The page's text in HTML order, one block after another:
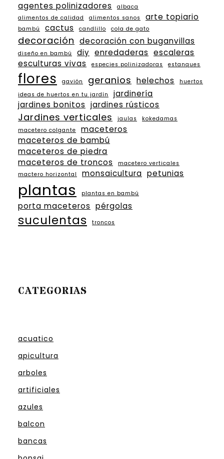
agentes polinizadores
albaca
alimentos de calidad
alimentos sanos arte topiario
bambú cactus candlillo cola de gato
decoración decoración con buganvillas
diseño en bambú diy enredaderas escaleras
esculturas vivas
especies polinizadoras estanques
flores gavión geranios helechos
huertos
ideas de huertos en tu jardín
jardinería
jardines bonitos jardines rústicos
Jardines verticales jaulas
kokedamas
macetero colgante
maceteros
maceteros de bambú
maceteros de piedra
maceteros de troncos
macetero verticales
mactero horizontal
monsaicultura petunias
plantas plantas en bambú
porta maceteros pérgolas
suculentas troncos
CATEGORIAS
acuatico
apicultura
arboles
artificiales
azules
balcon
bancas